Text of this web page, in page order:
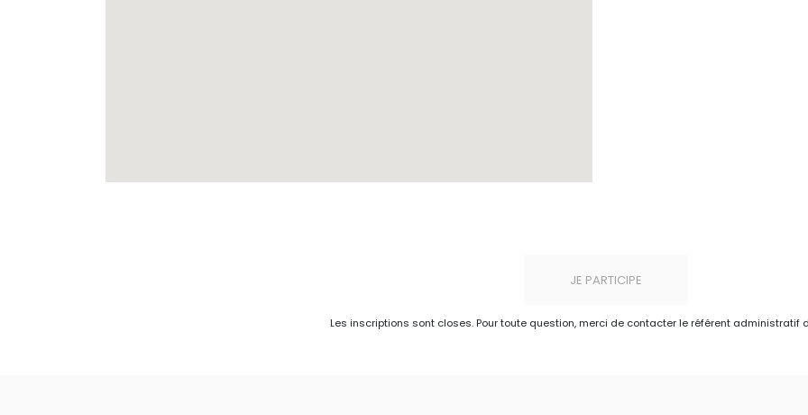
JE PARTICIPE
Les inscriptions sont closes. Pour toute question, merci de contacter le référent administratif